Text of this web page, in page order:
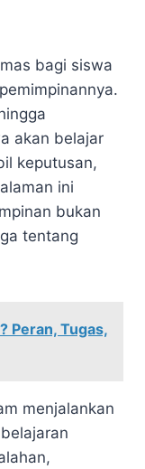
bagi siswa
akan belajar
keputusan,
ini
bukan
tentang
Peran, Tugas,
menjalankan